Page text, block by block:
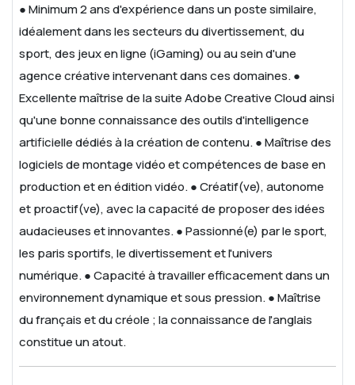
● Minimum 2 ans d'expérience dans un poste similaire,
idéalement dans les secteurs du divertissement, du
sport, des jeux en ligne (iGaming) ou au sein d'une
agence créative intervenant dans ces domaines.●
Excellente maîtrise de la suite Adobe Creative Cloud ainsi
qu'une bonne connaissance des outils d'intelligence
artificielle dédiés à la création de contenu.● Maîtrise des
logiciels de montage vidéo et compétences de base en
production et en édition vidéo.● Créatif(ve), autonome
et proactif(ve), avec la capacité de proposer des idées
audacieuses et innovantes.● Passionné(e) par le sport,
les paris sportifs, le divertissement et l'univers
numérique.● Capacité à travailler efficacement dans un
environnement dynamique et sous pression.● Maîtrise
du français et du créole ; la connaissance de l'anglais
constitue un atout.